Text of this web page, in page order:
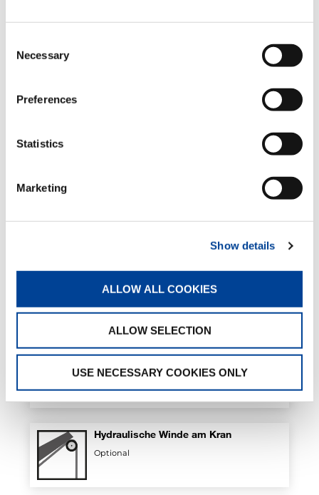
Selection
Necessary
Preferences
Statistics
Marketing
Show details
ALLOW ALL COOKIES
ALLOW SELECTION
USE NECESSARY COOKIES ONLY
Optional
Hydraulische teleskopierbare
Abstützträger
Optional
Hydraulische Winde am Kran
Optional